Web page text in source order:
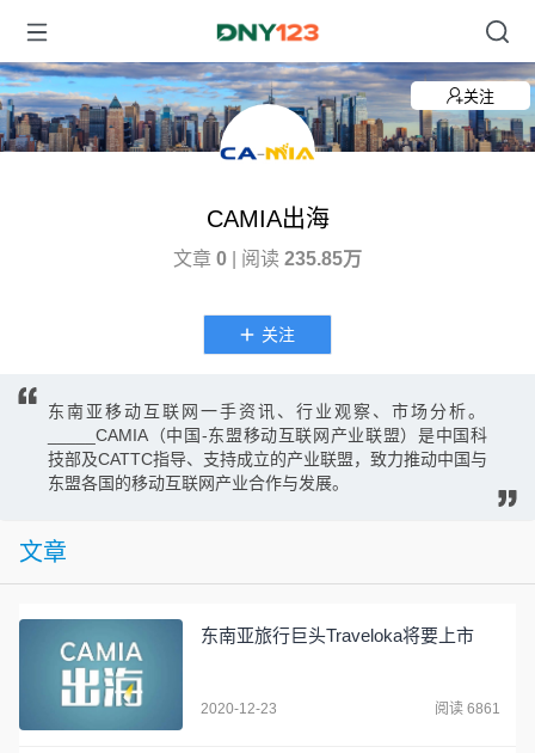
关注
CAMIA出海
文章 0 | 阅读 235.85万
关注
东南亚移动互联网一手资讯、行业观察、市场分析。
_____CAMIA（中国-东盟移动互联网产业联盟）是中国科
技部及CATTC指导、支持成立的产业联盟，致力推动中国与
东盟各国的移动互联网产业合作与发展。
文章
东南亚旅行巨头Traveloka将要上市
2020-12-23 阅读 6861